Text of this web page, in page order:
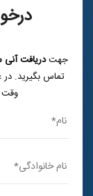
جهتدریافت آنی
تماس بگیرید. در
وقت